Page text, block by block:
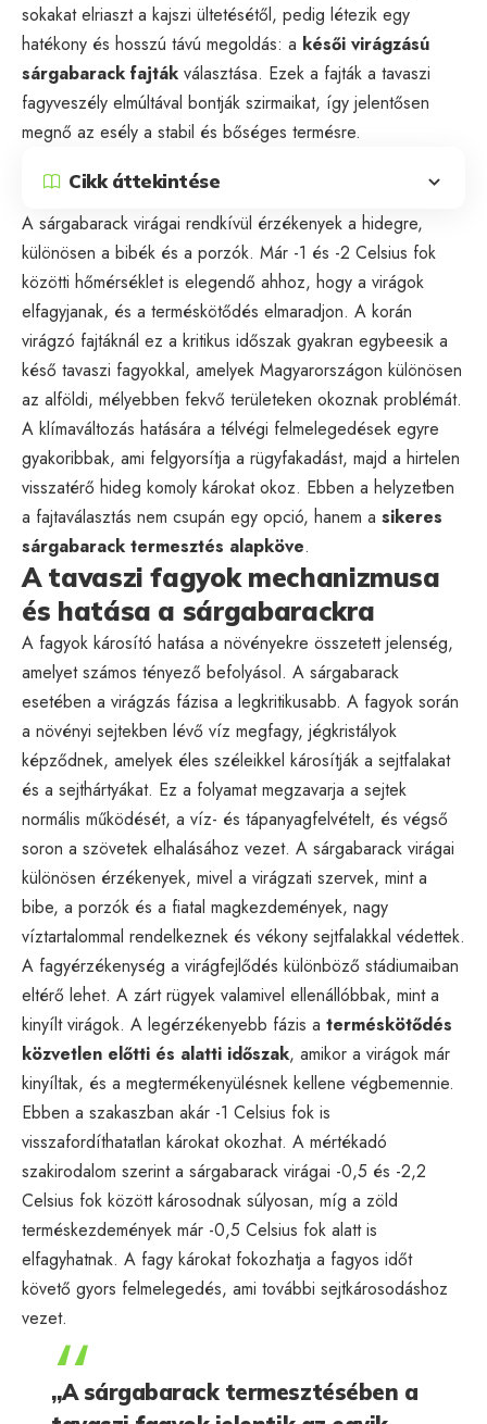
sokakat elriaszt a kajszi ültetésétől, pedig létezik egy
hatékony és hosszú távú megoldás: a késői virágzású
sárgabarack fajták választása. Ezek a fajták a tavaszi
fagyveszély elmúltával bontják szirmaikat, így jelentősen
megnő az esély a stabil és bőséges termésre.
Cikk áttekintése
A sárgabarack virágai rendkívül érzékenyek a hidegre,
különösen a bibék és a porzók. Már -1 és -2 Celsius fok
közötti hőmérséklet is elegendő ahhoz, hogy a virágok
elfagyjanak, és a terméskötődés elmaradjon. A korán
virágzó fajtáknál ez a kritikus időszak gyakran egybeesik a
késő tavaszi fagyokkal, amelyek Magyarországon különösen
az alföldi, mélyebben fekvő területeken okoznak problémát.
A klímaváltozás hatására a télvégi felmelegedések egyre
gyakoribbak, ami felgyorsítja a rügyfakadást, majd a hirtelen
visszatérő hideg komoly károkat okoz. Ebben a helyzetben
a fajtaválasztás nem csupán egy opció, hanem a sikeres
sárgabarack termesztés alapköve.
A tavaszi fagyok mechanizmusa
és hatása a sárgabarackra
A fagyok károsító hatása a növényekre összetett jelenség,
amelyet számos tényező befolyásol. A sárgabarack
esetében a virágzás fázisa a legkritikusabb. A fagyok során
a növényi sejtekben lévő víz megfagy, jégkristályok
képződnek, amelyek éles széleikkel károsítják a sejtfalakat
és a sejthártyákat. Ez a folyamat megzavarja a sejtek
normális működését, a víz- és tápanyagfelvételt, és végső
soron a szövetek elhalásához vezet. A sárgabarack virágai
különösen érzékenyek, mivel a virágzati szervek, mint a
bibe, a porzók és a fiatal magkezdemények, nagy
víztartalommal rendelkeznek és vékony sejtfalakkal védettek.
A fagyérzékenység a virágfejlődés különböző stádiumaiban
eltérő lehet. A zárt rügyek valamivel ellenállóbbak, mint a
kinyílt virágok. A legérzékenyebb fázis a terméskötődés
közvetlen előtti és alatti időszak, amikor a virágok már
kinyíltak, és a megtermékenyülésnek kellene végbemennie.
Ebben a szakaszban akár -1 Celsius fok is
visszafordíthatatlan károkat okozhat. A mértékadó
szakirodalom szerint a sárgabarack virágai -0,5 és -2,2
Celsius fok között károsodnak súlyosan, míg a zöld
terméskezdemények már -0,5 Celsius fok alatt is
elfagyhatnak. A fagy károkat fokozhatja a fagyos időt
követő gyors felmelegedés, ami további sejtkárosodáshoz
vezet.
„A sárgabarack termesztésében a